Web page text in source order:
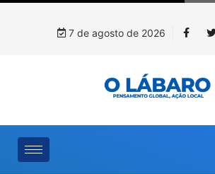
7 de agosto de 2026